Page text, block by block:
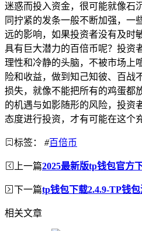
迷惑而投入资金，很可能就像石
同拧紧的发条一般不断加强，一
远的影响，如果投资者没有及时
具有巨大潜力的百倍币呢？投资
理性和冷静的头脑，不被市场上
险和收益，做到知己知彼、百战
损失，就像不能把所有的鸡蛋都
的机遇与如影随形的风险，投资
态度进行投资，才有可能在这个
标签： #百倍币
上一篇2025最新版tp钱包官方
下一篇tp钱包下载2.4.9-TP钱
相关文章